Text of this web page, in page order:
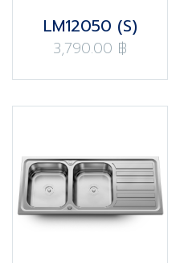
LM12050 (S)
3,790.00 ฿